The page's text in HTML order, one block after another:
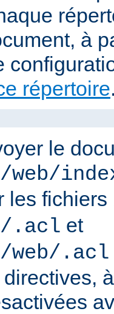
à
répertoire
le
les fichiers
.acl et
.acl